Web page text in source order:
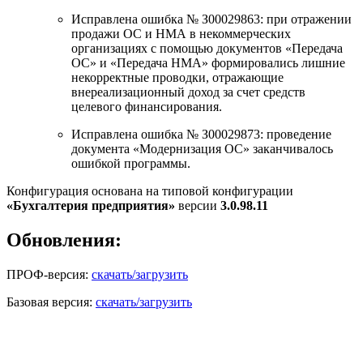
Исправлена ошибка № З00029863: при отражении
продажи ОС и НМА в некоммерческих
организациях с помощью документов «Передача
ОС» и «Передача НМА» формировались лишние
некорректные проводки, отражающие
внереализационный доход за счет средств
целевого финансирования.
Исправлена ошибка № З00029873: проведение
документа «Модернизация ОС» заканчивалось
ошибкой программы.
Конфигурация основана на типовой конфигурации
«Бухгалтерия предприятия» версии 3.0.98.11
Обновления:
ПРОФ-версия: скачать/загрузить
Базовая версия: скачать/загрузить